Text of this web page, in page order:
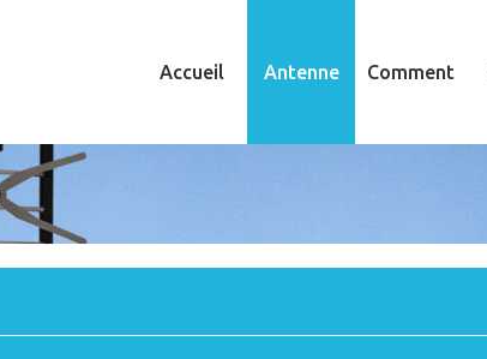
Accueil Antenne Comment